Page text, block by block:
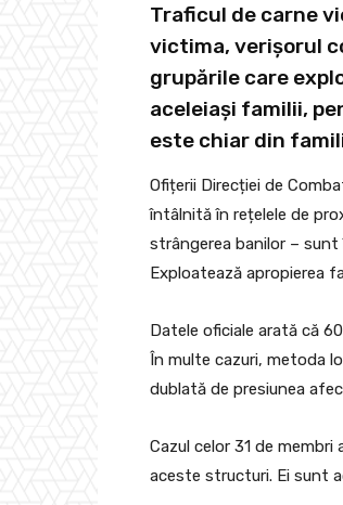
Traficul de carne
victima, verișorul
grupările care
aceleiași familii,
este chiar din
Ofițerii Direcției de
întâlnită în rețelele de
strângerea banilor – sunt
Exploatează apropierea
Datele oficiale arată că
În multe cazuri, metoda
dublată de presiunea
Cazul celor 31 de
aceste structuri. Ei sunt